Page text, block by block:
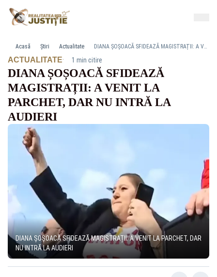
Acasă Știri Actualitate DIANA ȘOȘOACĂ SFIDEAZĂ MAGISTRAȚII: A VENIT LA PARCHET, DAR NU INTRĂ LA AUDIERI
ACTUALITATE· 1 min citire
DIANA ȘOȘOACĂ SFIDEAZĂ
MAGISTRAȚII: A VENIT LA
PARCHET, DAR NU INTRĂ LA
AUDIERI
DIANA ȘOȘOACĂ SFIDEAZĂ MAGISTRAȚII: A VENIT LA PARCHET, DAR
NU INTRĂ LA AUDIERI